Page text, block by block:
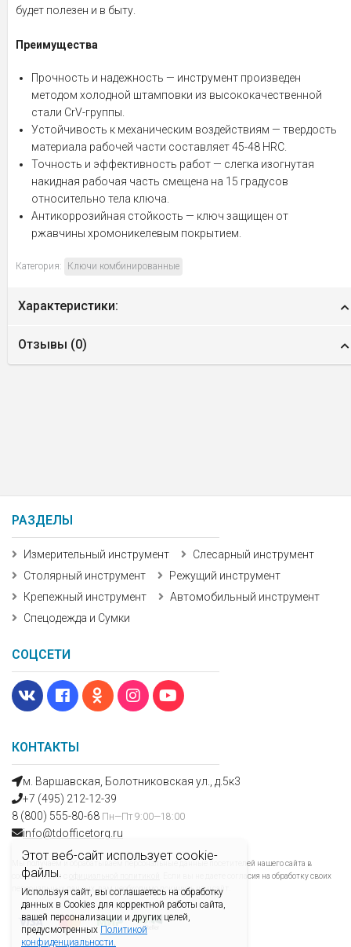
Этот веб-сайт использует cookie-
файлы.
Используя сайт, вы соглашаетесь на обработку
данных в Cookies для корректной работы сайта,
вашей персонализации и других целей,
предусмотренных Политикой
конфиденциальности.
будет полезен и в быту.
Преимущества
Прочность и надежность — инструмент произведен
методом холодной штамповки из высококачественной
стали CrV-группы.
Устойчивость к механическим воздействиям — твердость
материала рабочей части составляет 45-48 HRC.
Точность и эффективность работ — слегка изогнутая
накидная рабочая часть смещена на 15 градусов
относительно тела ключа.
Антикоррозийная стойкость — ключ защищен от
ржавчины хромоникелевым покрытием.
Категория: Ключи комбинированные
Характеристики:
Отзывы (0)
КОНТАКТЫ
м. Варшавская, Болотниковская ул., д.5к3
+7 (495) 212-12-39
8 (800) 555-80-68 Пн—Пт 9:00—18:00
info@tdofficetorg.ru
Мы получаем и обрабатываем персональные данные посетителей нашего сайта в
соответствии с
. Если вы не даете согласия на обработку своих
персональных данных, вам необходимо покинуть наш сайт.
РАЗДЕЛЫ
Измерительный инструмент
Слесарный инструмент
Столярный инструмент
Режущий инструмент
Крепежный инструмент
Автомобильный инструмент
Спецодежда и Сумки
СОЦСЕТИ